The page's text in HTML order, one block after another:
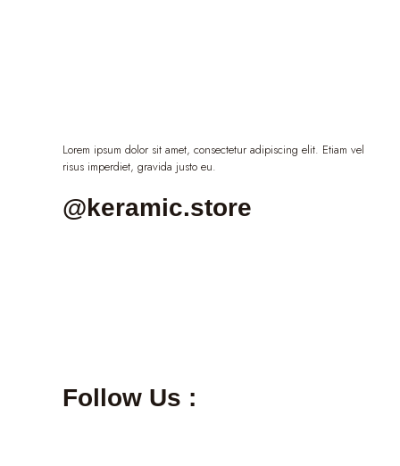
Lorem ipsum dolor sit amet, consectetur adipiscing elit. Etiam vel
risus imperdiet, gravida justo eu.
@keramic.store
Follow Us :